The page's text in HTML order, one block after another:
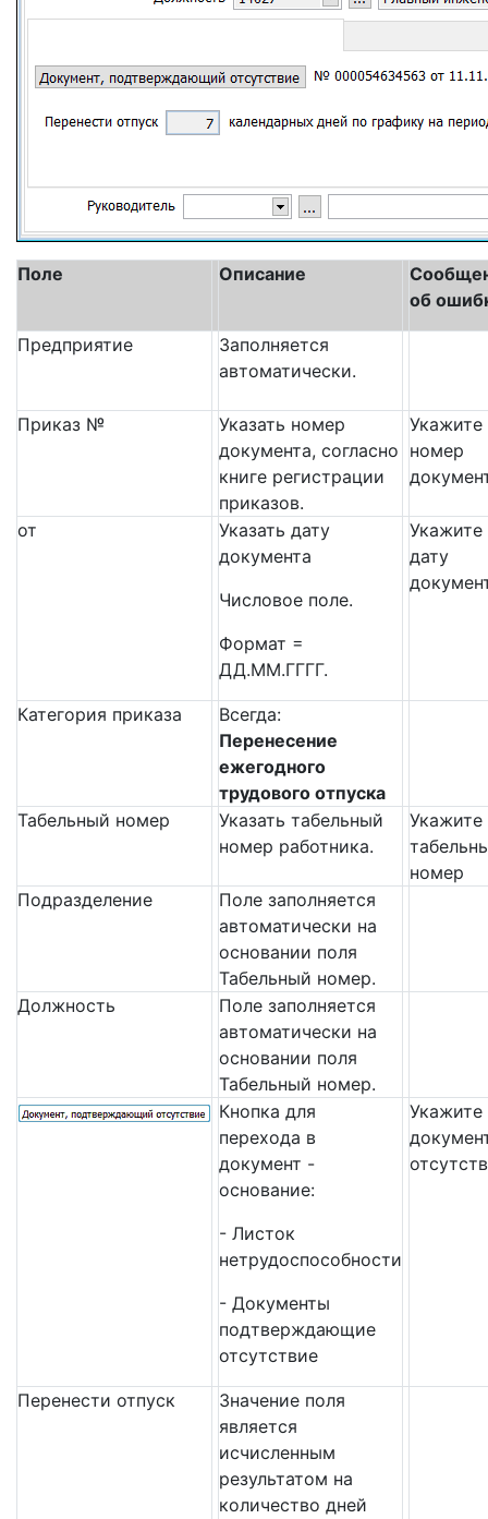
Поле Описание
об
Предприятие
Заполняется
автоматически.
Приказ №
Указать номер
документа, согласно
книге регистрации
приказов.
Укажите
номер
от
Указать дату
документа
Числовое поле.
Формат =
ДД.ММ.ГГГГ.
Укажите
дату
Категория приказа
Всегда:
Перенесение
ежегодного
трудового отпуска
Табельный номер
Указать табельный
номер работника.
Укажите
номер
Подразделение
Поле заполняется
автоматически на
основании поля
Табельный номер.
Должность
Поле заполняется
автоматически на
основании поля
Табельный номер.
Кнопка для
перехода в
документ -
основание:
- Листок
нетрудоспособности
- Документы
подтверждающие
отсутствие
Укажите
Перенести отпуск
Значение поля
является
исчисленным
результатом на
количество дней